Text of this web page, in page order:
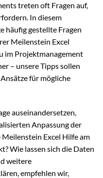
treten oft Fragen auf,
In diesem
häufig gestellte Fragen
Meilenstein Excel
im Projektmanagement
– unsere Tipps sollen
für mögliche
auseinandersetzen,
Anpassung der
Excel Hilfe am
Wie lassen sich die Daten
weitere
empfehlen wir,